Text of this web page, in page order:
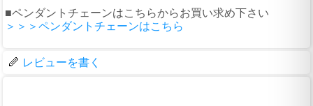
■ペンダントチェーンはこちらからお買い求め下さい
＞＞＞ペンダントチェーンはこちら
レビューを書く